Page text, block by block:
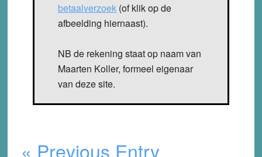
betaalverzoek(of klik op de
afbeelding hiernaast).
NB de rekening staat op naam van
Maarten Koller, formeel eigenaar
van deze site.
« Previous Entry